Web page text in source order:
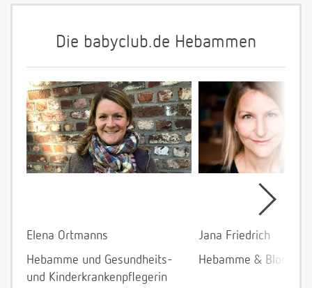
Die babyclub.de Hebammen
Elena Ortmanns
Hebamme und Gesundheits-
und Kinderkrankenpflegerin
Jana Friedrich
Hebamme &